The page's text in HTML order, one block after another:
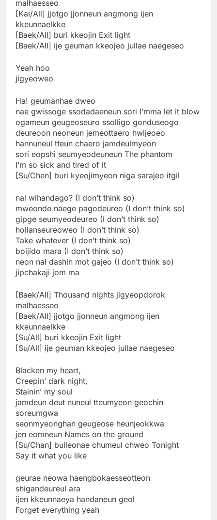
malhaesseo
[Kai/All] jjotgo jjonneun angmong ijen
kkeunnaelkke
[Baek/All] buri kkeojin Exit light
[Baek/All] ije geuman kkeojeo jullae naegeseo
Yeah hoo
jigyeoweo
Ha! geumanhae dweo
nae gwissoge ssodadaeneun sori I’mma let it blow
ogameun geugeoseuro ssolligo gonduseogo
deureoon neoneun jemeottaero hwijeoeo
hannuneul tteun chaero jamdeulmyeon
sori eopshi seumyeodeuneun The phantom
I’m so sick and tired of it
[Su/Chen] buri kyeojimyeon niga sarajeo itgil
nal wihandago? (I don’t think so)
mweonde naege pagodeureo (I don’t think so)
gipge seumyeodeureo (I don’t think so)
hollanseureoweo (I don’t think so)
Take whatever (I don’t think so)
boijido mara (I don’t think so)
neon nal dashin mot gajeo (I don’t think so)
jipchakaji jom ma
[Baek/All] Thousand nights jigyeopdorok
malhaesseo
[Baek/All] jjotgo jjonneun angmong ijen
kkeunnaelkke
[Su/All] buri kkeojin Exit light
[Su/All] ije geuman kkeojeo jullae naegeseo
Blacken my heart,
Creepin’ dark night,
Stainin’ my soul
jamdeun deut nuneul tteumyeon geochin
soreumgwa
seonmyeonghan geugeose heunjeokkwa
jen eomneun Names on the ground
[Su/Chan] bulleonae chumeul chweo Tonight
Say it what you like
geurae neowa haengbokaesseotteon
shigandeureul ara
ijen kkeunnaeya handaneun geol
Forget everything yeah